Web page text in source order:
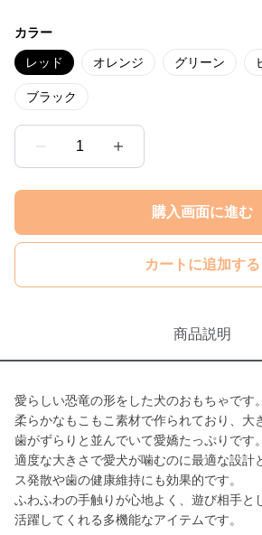
カラー
レッド オレンジ グリーン
ブラック
1
購入画面に進む
カートに追加する
商品説明
愛らしい恐竜の形をした犬のおもちゃです。
柔らかなもこもこ素材で作られており、大
歯がずらりと並んでいて愛嬌たっぷりです。
適度な大きさで愛犬が噛むのに最適な設計
ス発散や歯の健康維持にも効果的です。
ふわふわの手触りが心地よく、遊び相手と
活躍してくれる多機能なアイテムです。